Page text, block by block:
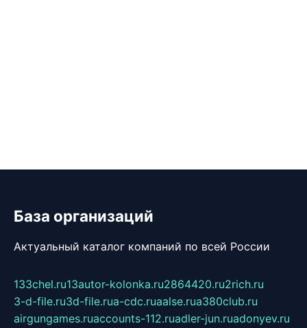
База организаций
Актуальный каталог компаний по всей России
133chel.ru13autor-kolonka.ru2864420.ru2rich.ru
3-d-file.ru3d-file.rua-cdc.ruaalse.rua380club.ru
airgungames.ruaccounts-112.ruadler-jun.ruadonyev.ru